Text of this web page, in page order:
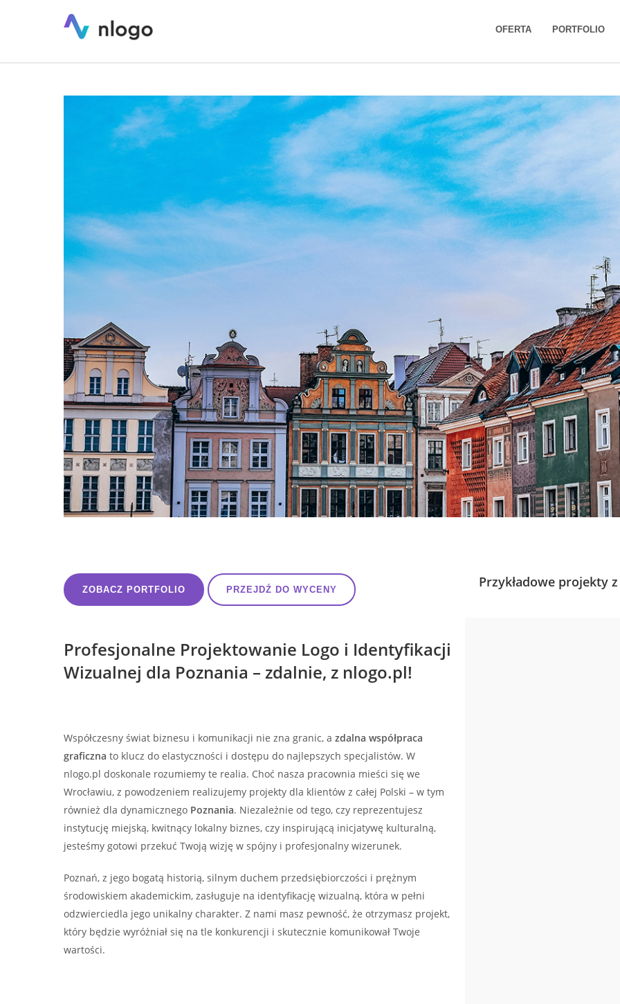
OFERTA PORTFOLIO
Projektowanie logo oraz identyfikacji wizualnej – Poznań
ZOBACZ PORTFOLIO PRZEJDŹ DO WYCENY
Profesjonalne Projektowanie Logo i Identyfikacji
Wizualnej dla Poznania – zdalnie, z nlogo.pl!
Współczesny świat biznesu i komunikacji nie zna granic, a zdalna współpraca
graficzna to klucz do elastyczności i dostępu do najlepszych specjalistów. W
nlogo.pl doskonale rozumiemy te realia. Choć nasza pracownia mieści się we
Wrocławiu, z powodzeniem realizujemy projekty dla klientów z całej Polski – w tym
również dla dynamicznego Poznania. Niezależnie od tego, czy reprezentujesz
instytucję miejską, kwitnący lokalny biznes, czy inspirującą inicjatywę kulturalną,
jesteśmy gotowi przekuć Twoją wizję w spójny i profesjonalny wizerunek.
Poznań, z jego bogatą historią, silnym duchem przedsiębiorczości i prężnym
środowiskiem akademickim, zasługuje na identyfikację wizualną, która w pełni
odzwierciedla jego unikalny charakter. Z nami masz pewność, że otrzymasz projekt,
który będzie wyróżniał się na tle konkurencji i skutecznie komunikował Twoje
wartości.
Przykładowe projekty